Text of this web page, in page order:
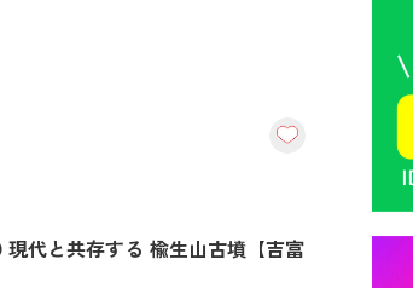
代と共存する 楡生山古墳【吉富